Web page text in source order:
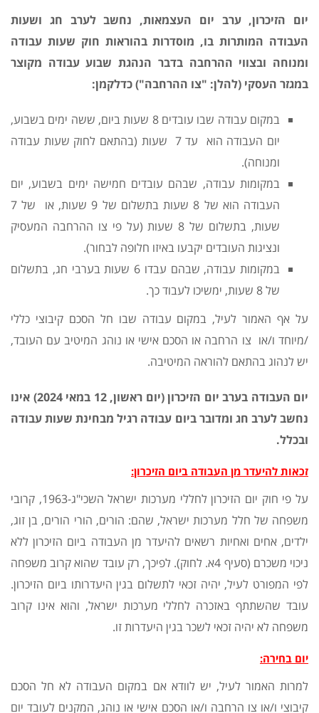
יום הזיכרון, ערב יום העצמאות, נחשב לערב חג ושעות
העבודה המותרות בו, מוסדרות בהוראות חוק שעות עבודה
ומנוחה ובצווי ההרחבה בדבר הנהגת שבוע עבודה מקוצר
במגזר העסקי (להלן: "צו ההרחבה") כדלקמן:
במקום עבודה שבו עובדים 8 שעות ביום, ששה ימים בשבוע,
יום העבודה הוא עד 7 שעות (בהתאם לחוק שעות עבודה
ומנוחה).
במקומות עבודה, שבהם עובדים חמישה ימים בשבוע, יום
העבודה הוא של 8 שעות בתשלום של 9 שעות, או של 7
שעות, בתשלום של 8 שעות (על פי צו ההרחבה המעסיק
ונציגות העובדים יקבעו באיזו חלופה לבחור).
במקומות עבודה, שבהם עבדו 6 שעות בערבי חג, בתשלום
של 8 שעות, ימשיכו לעבוד כך.
על אף האמור לעיל, במקום עבודה שבו חל הסכם קיבוצי כללי
/מיוחד ו/או צו הרחבה או הסכם אישי או נוהג המיטיב עם העובד,
יש לנהוג בהתאם להוראה המיטיבה.
יום העבודה בערב יום הזיכרון (יום ראשון, 12 במאי 2024) אינו
נחשב לערב חג ומדובר ביום עבודה רגיל מבחינת שעות עבודה
ובכלל.
זכאות להיעדר מן העבודה ביום הזיכרון:
על פי חוק יום הזיכרון לחללי מערכות ישראל השכי"ג-1963, קרובי
משפחה של חלל מערכות ישראל, שהם: הורים, הורי הורים, בן זוג,
ילדים, אחים ואחיות רשאים להיעדר מן העבודה ביום הזיכרון ללא
ניכוי משכרם (סעיף 4א. לחוק). לפיכך, רק עובד שהוא קרוב משפחה
לפי המפורט לעיל, יהיה זכאי לתשלום בגין היעדרותו ביום הזיכרון.
עובד שהשתתף באזכרה לחללי מערכות ישראל, והוא אינו קרוב
משפחה לא יהיה זכאי לשכר בגין היעדרות זו.
יום בחירה:
למרות האמור לעיל, יש לוודא אם במקום העבודה לא חל הסכם
קיבוצי ו/או צו הרחבה ו/או הסכם אישי או נוהג, המקנים לעובד יום